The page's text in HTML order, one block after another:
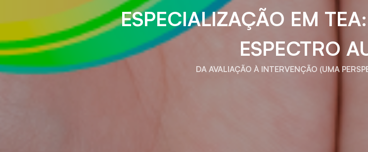
ESPECIALIZAÇÃO EM
ESPECTRO
DA AVALIAÇÃO À INTERVENÇÃO (UMA